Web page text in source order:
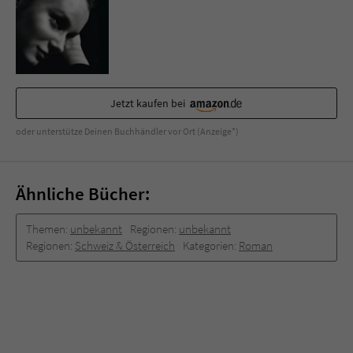
Jetzt kaufen bei
oder unterstütze Deinen Buchhändler vor Ort (Anzeige*)
Ähnliche Bücher:
Themen: unbekannt Regionen: unbekannt
Regionen: Schweiz & Österreich Kategorien: Roman